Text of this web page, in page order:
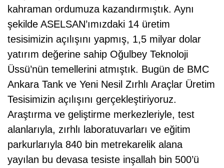
kahraman ordumuza kazandırmıştık. Aynı
şekilde ASELSAN’ımızdaki 14 üretim
tesisimizin açılışını yapmış, 1,5 milyar dolar
yatırım değerine sahip Oğulbey Teknoloji
Üssü’nün temellerini atmıştık. Bugün de BMC
Ankara Tank ve Yeni Nesil Zırhlı Araçlar Üretim
Tesisimizin açılışını gerçekleştiriyoruz.
Araştırma ve geliştirme merkezleriyle, test
alanlarıyla, zırhlı laboratuvarları ve eğitim
parkurlarıyla 840 bin metrekarelik alana
yayılan bu devasa tesiste inşallah bin 500’ü